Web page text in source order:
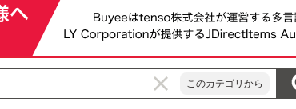
このカテゴリから